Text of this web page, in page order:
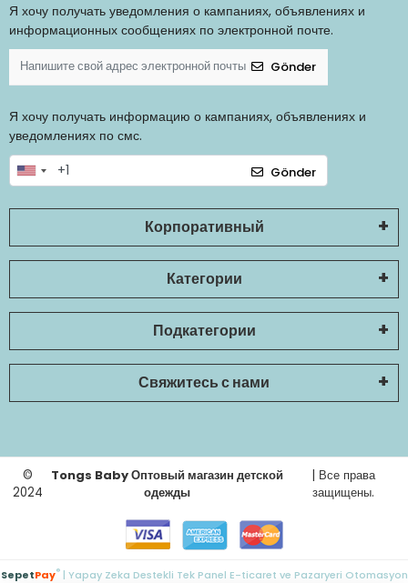
Я хочу получать уведомления о кампаниях, объявлениях и
информационных сообщениях по электронной почте.
Gönder
Я хочу получать информацию о кампаниях, объявлениях и
уведомлениях по смс.
Gönder
Корпоративный
Категории
Подкатегории
Свяжитесь с нами
©
2024
Tongs Baby Оптовый магазин детской
одежды
| Все права
защищены.
SepetPay®| Yapay Zeka Destekli Tek Panel E-ticaret ve Pazaryeri Otomasyon